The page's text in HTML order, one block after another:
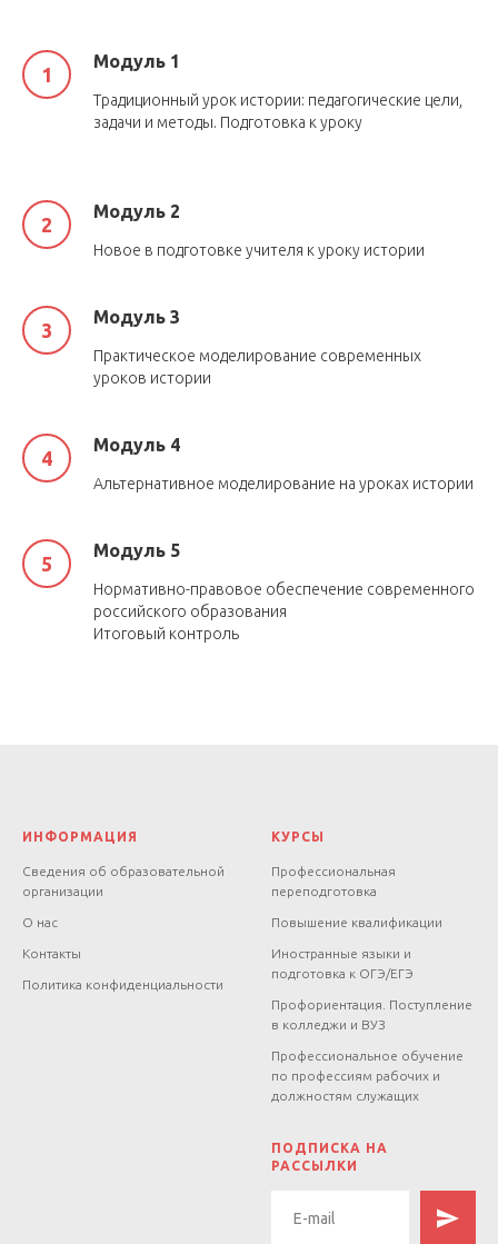
Модуль 1
Традиционный урок истории: педагогические цели,
задачи и методы. Подготовка к уроку
Модуль 2
Новое в подготовке учителя к уроку истории
Модуль 3
Практическое моделирование современных
уроков истории
Модуль 4
Альтернативное моделирование на уроках истории
Модуль 5
Нормативно-правовое обеспечение современного
российского образования
Итоговый контроль
ИНФОРМАЦИЯ
Сведения об образовательной
организации
О нас
Контакты
Политика конфиденциальности
КУРСЫ
Профессиональная
переподготовка
Повышение квалификации
Иностранные языки и
подготовка к ОГЭ/ЕГЭ
Профориентация. Поступление
в колледжи и ВУЗ
Профессиональное обучение
по профессиям рабочих и
должностям служащих
ПОДПИСКА НА
РАССЫЛКИ